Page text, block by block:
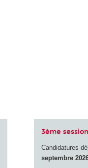
3ème
Candidatures
septembre